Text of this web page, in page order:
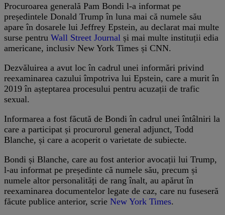
Procuroarea generală Pam Bondi l-a informat pe
președintele Donald Trump în luna mai că numele său
apare în dosarele lui Jeffrey Epstein, au declarat mai multe
surse pentru Wall Street Journal și mai multe instituții edia
americane, inclusiv New York Times și CNN.
Dezvăluirea a avut loc în cadrul unei informări privind
reexaminarea cazului împotriva lui Epstein, care a murit în
2019 în așteptarea procesului pentru acuzații de trafic
sexual.
Informarea a fost făcută de Bondi în cadrul unei întâlniri la
care a participat și procurorul general adjunct, Todd
Blanche, și care a acoperit o varietate de subiecte.
Bondi și Blanche, care au fost anterior avocații lui Trump,
l-au informat pe președinte că numele său, precum și
numele altor personalități de rang înalt, au apărut în
reexaminarea documentelor legate de caz, care nu fuseseră
făcute publice anterior, scrie New York Times.